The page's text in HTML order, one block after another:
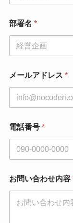
部署名 *
社
名
号
メ
ー
ア
レ
メールアドレス *
電話番号 *
お問い合わせ内容